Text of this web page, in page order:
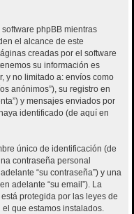
phpBB mientras
el alcance de este
creadas por el software
su información es
y no limitado a: envíos como
anónimos”), su registro en
y mensajes enviados por
identificado (de aquí en
único de identificación (de
contraseña personal
“su contraseña”) y una
adelante “su email”). La
protegida por las leyes de
que estamos instalados.